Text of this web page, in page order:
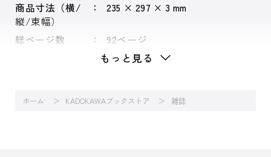
商品寸法（横/
縦/束幅）
235 × 297 × 3 mm
総ページ数 92ページ
もっと見る
ホーム KADOKAWAブックストア 雑誌